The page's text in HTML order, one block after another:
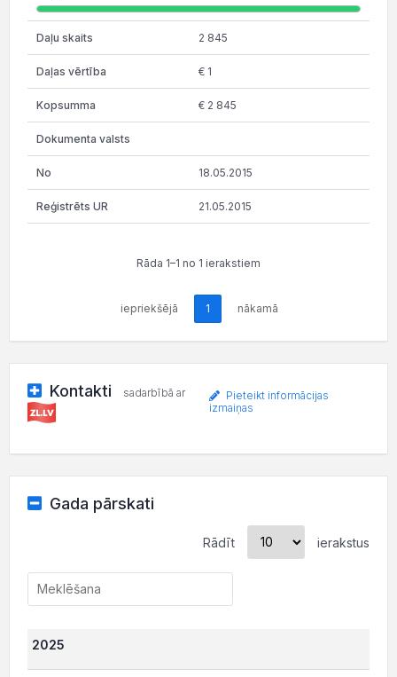
2 845
€ 1
€ 2 845
18.05.2015
21.05.2015
Rāda 1–1 no 1 ierakstiem
iepriekšējā 1 nākamā
Kontakti sadarbībā ar
Pieteikt informācijas
izmaiņas
Gada pārskati
Rādīt ierakstus
2025